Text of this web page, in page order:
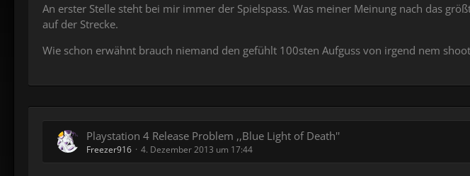
An erster Stelle steht bei mir immer der Spielspass. Was meiner Meinung nach das
auf der Strecke.
Wie schon erwähnt brauch niemand den gefühlt 100sten Aufguss von irgend nem
Playstation 4 Release Problem ,,Blue Light of Death''
Freezer916 4. Dezember 2013 um 17:44